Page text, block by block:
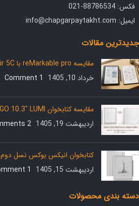
فکس: 88786534-021
ایمیل: info@chapgarpaytakht.com
جدیدترین مقالات
مقایسه reMarkable pro با Onyx boox Air 5C
خرداد 10, 1405
1 Comment
مقایسه کتابخوان Onyx GO 10.3″ LUMI و Kindle Scribe
اردیبهشت 19, 1405
2 Comments
کتابخوان انیکس بوکس نسل دوم Onix boox go gen 2
اردیبهشت 15, 1405
1 Comment
دسته بندی محصولات